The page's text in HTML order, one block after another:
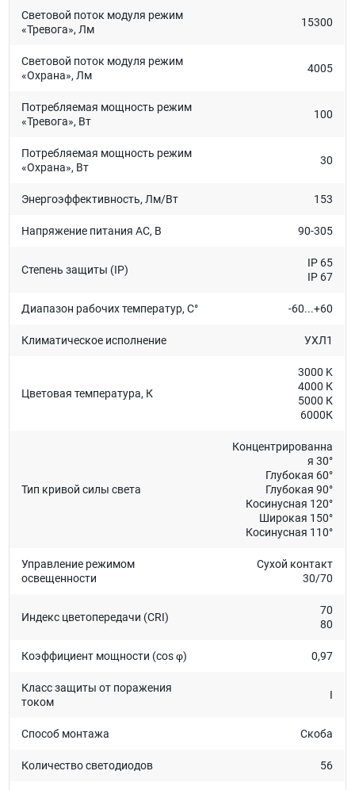
Световой поток модуля режим
«Тревога», Лм
15300
Световой поток модуля режим
«Охрана», Лм
4005
Потребляемая мощность режим
«Тревога», Вт
100
Потребляемая мощность режим
«Охрана», Вт
30
Энергоэффективность, Лм/Вт 153
Напряжение питания AC, В 90-305
Степень защиты (IP)
IP 65
IP 67
Диапазон рабочих температур, C° -60...+60
Климатическое исполнение УХЛ1
Цветовая температура, К
3000 K
4000 К
5000 К
6000К
Тип кривой силы света
Концентрированна
я 30°
Глубокая 60°
Глубокая 90°
Косинусная 120°
Широкая 150°
Косинусная 110°
Управление режимом
освещенности
Сухой контакт
30/70
Индекс цветопередачи (CRI)
70
80
Коэффициент мощности (cos φ) 0,97
Класс защиты от поражения
током
I
Способ монтажа Скоба
Количество светодиодов 56